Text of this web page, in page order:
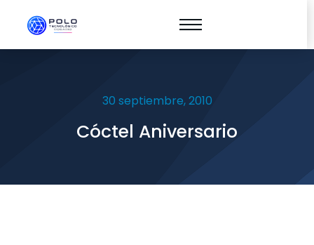
30 septiembre, 2010
Cóctel Aniversario